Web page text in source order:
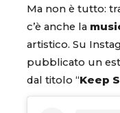
Ma non è tutto:
c’è anche la
artistico. Su
pubblicato un
dal titolo “Keep